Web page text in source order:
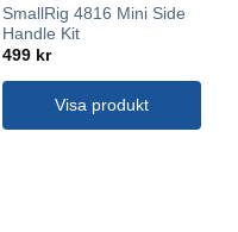
SmallRig 4816 Mini Side
Handle Kit
499 kr
Visa produkt